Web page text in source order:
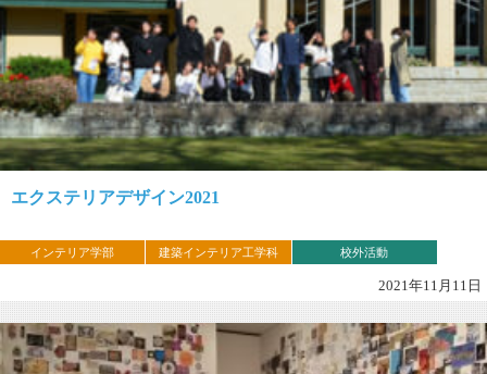
エクステリアデザイン2021
インテリア学部 建築インテリア工学科 校外活動
2021年11月11日